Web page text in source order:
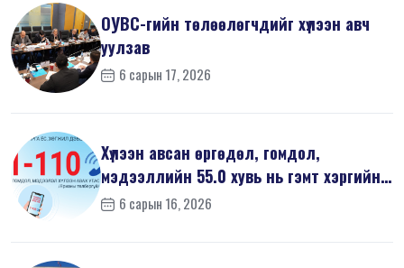
ОУВС-гийн төлөөлөгчдийг хүлээн авч
уулзав
6 сарын 17, 2026
Хүлээн авсан өргөдөл, гомдол,
мэдээллийн 55.0 хувь нь гэмт хэргийн
шин...
6 сарын 16, 2026